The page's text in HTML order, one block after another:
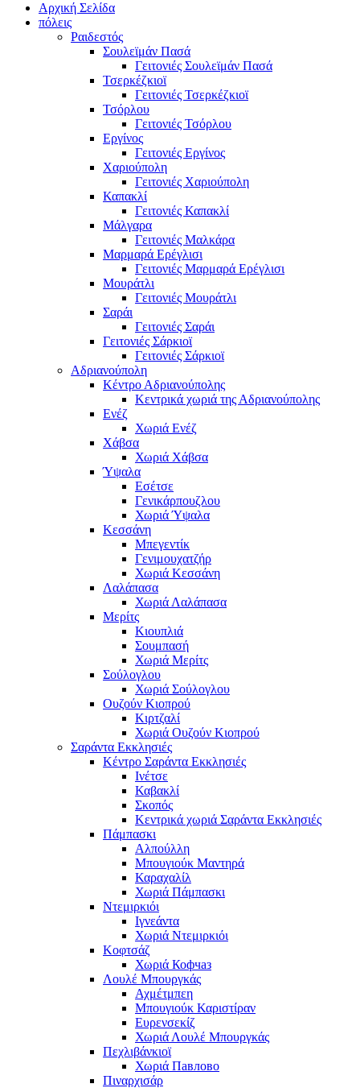
Αρχική Σελίδα
πόλεις
Ραιδεστός
Σουλεϊμάν Πασά
Γειτονιές Σουλεϊμάν Πασά
Τσερκέζκιοϊ
Γειτονιές Τσερκέζκιοϊ
Τσόρλου
Γειτονιές Τσόρλου
Εργίνος
Γειτονιές Εργίνος
Χαριούπολη
Γειτονιές Χαριούπολη
Καπακλί
Γειτονιές Καπακλί
Μάλγαρα
Γειτονιές Μαλκάρα
Μαρμαρά Ερέγλισι
Γειτονιές Μαρμαρά Ερέγλισι
Μουράτλι
Γειτονιές Μουράτλι
Σαράι
Γειτονιές Σαράι
Γειτονιές Σάρκιοϊ
Γειτονιές Σάρκιοϊ
Αδριανούπολη
Κέντρο Αδριανούπολης
Κεντρικά χωριά της Αδριανούπολης
Ενέζ
Χωριά Ενέζ
Χάβσα
Χωριά Χάβσα
Ύψαλα
Εσέτσε
Γενικάρπουζλου
Χωριά Ύψαλα
Κεσσάνη
Μπεγεντίκ
Γενιμουχατζήρ
Χωριά Κεσσάνη
Λαλάπασα
Χωριά Λαλάπασα
Μερίτς
Κιουπλιά
Σουμπασή
Χωριά Μερίτς
Σούλογλου
Χωριά Σούλογλου
Ουζούν Κιοπρού
Κιρτζαλί
Χωριά Ουζούν Κιοπρού
Σαράντα Εκκλησιές
Κέντρο Σαράντα Εκκλησιές
Ινέτσε
Καβακλί
Σκοπός
Κεντρικά χωριά Σαράντα Εκκλησιές
Πάμπασκι
Αλπούλλη
Μπουγιούκ Μαντηρά
Καραχαλίλ
Χωριά Πάμπασκι
Ντεμιρκιόι
Ιγνεάντα
Χωριά Ντεμιρκιόι
Κοφτσάζ
Χωριά Кофчаз
Λουλέ Μπουργκάς
Αχμέτμπεη
Μπουγιούκ Καριστίραν
Ευρενσεκίζ
Χωριά Λουλέ Μπουργκάς
Πεχλιβάνκιοϊ
Χωριά Павлово
Πιναρχισάρ